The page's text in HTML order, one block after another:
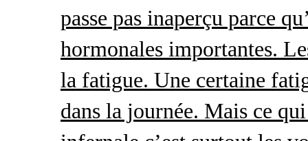
passe pas inaperçu parce
hormonales importantes.
la fatigue. Une certaine
dans la journée. Mais ce